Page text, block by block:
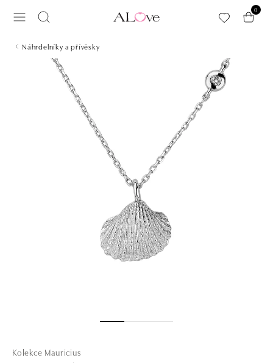
0
Náhrdelníky a přívěsky
Kolekce Mauricius